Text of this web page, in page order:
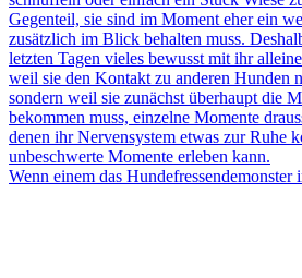
Wenn einem das Hundefressendemonster